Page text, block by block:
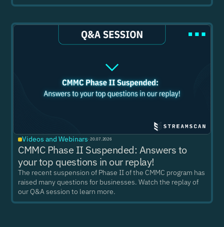
Videos and Webinars ·20.07.2026
CMMC Phase II Suspended: Answers to
your top questions in our replay!
The recent suspension of Phase II of the CMMC program has
raised many questions for businesses. Watch the replay of
our Q&A session to learn more.